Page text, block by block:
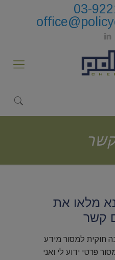
03-
מלאו את
קשר
חוקית למסור מידע
פרטי ידוע לי ואני